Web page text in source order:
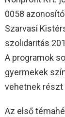
0058
Szarvasi
szolidaritás
A programok
gyermekek
vehetnek részt
Az első